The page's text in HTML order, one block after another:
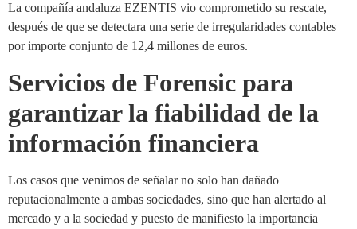
La compañía andaluza EZENTIS vio comprometido su rescate,
después de que se detectara una serie de irregularidades contables
por importe conjunto de 12,4 millones de euros.
Servicios de Forensic para
garantizar la fiabilidad de la
información financiera
Los casos que venimos de señalar no solo han dañado
reputacionalmente a ambas sociedades, sino que han alertado al
mercado y a la sociedad y puesto de manifiesto la importancia